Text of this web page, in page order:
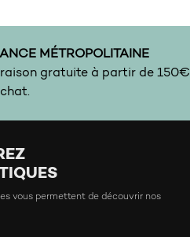
MÉTROPOLITAINE
gratuite à partir de 150€
vous permettent de découvrir nos